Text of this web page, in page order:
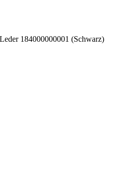
184000000001 (Schwarz)